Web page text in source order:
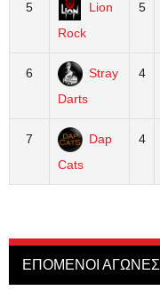
5
Lion
Rock
5
6
Stray
Darts
4
7
Dap
Cats
4
ΕΠΟΜΕΝΟΙ ΑΓΩΝΕΣ